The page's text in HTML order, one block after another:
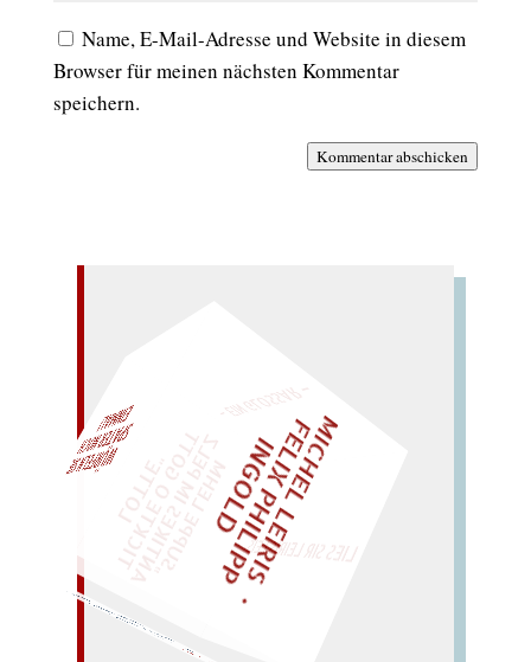
Name, E-Mail-Adresse und Website in diesem
Browser für meinen nächsten Kommentar
speichern.
Kommentar abschicken
„
S
U
P
P
E
L
E
M
A
N
T
I
K
E
S
I
M
E
L
Z
T
I
C
K
T
E
O
G
O
T
TL
O
T
T
E
Casinospass? – Kipp
Ossip! – Sacco
M
I
C
H
E
L
L
E
I
R
I
S
・
F
E
L
I
X
P
H
I
L
I
P
P
I
N
G
O
L
D
EINMAL!